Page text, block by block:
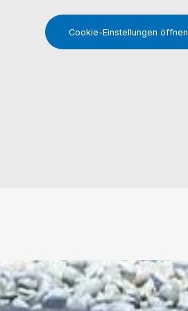
Cookie-Einstellungen öffnen